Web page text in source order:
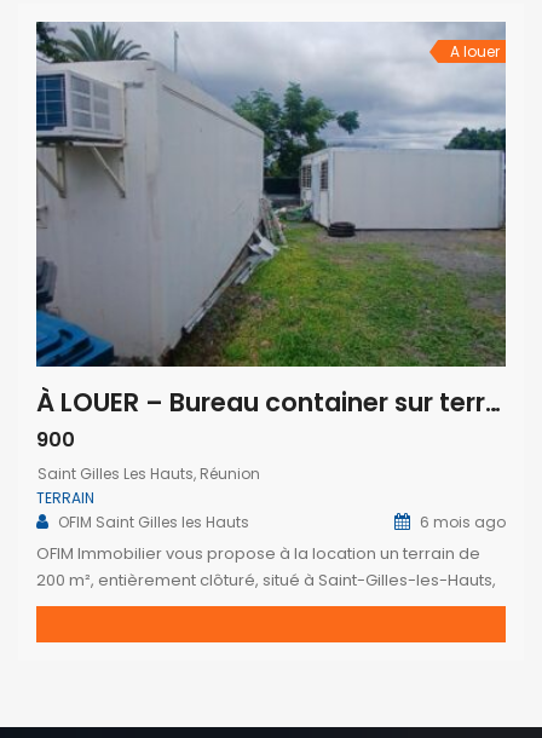
A louer
À LOUER – Bureau container sur terrain de 200 m² à Saint-Gilles-les-Hauts
900
Saint Gilles Les Hauts, Réunion
TERRAIN
OFIM Saint Gilles les Hauts
6 mois ago
OFIM Immobilier vous propose à la location un terrain de
200 m², entièrement clôturé, situé à Saint-Gilles-les-Hauts,
dans le secteur de Villèle. Ce bien comprend un bureau